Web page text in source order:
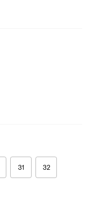
31 32